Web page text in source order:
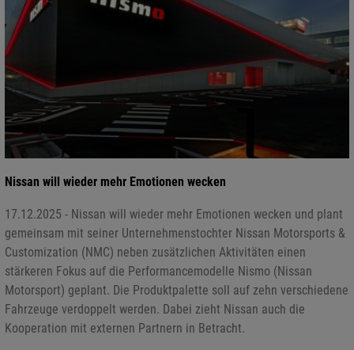
Nissan will wieder mehr Emotionen wecken
17.12.2025 - Nissan will wieder mehr Emotionen wecken und plant
gemeinsam mit seiner Unternehmenstochter Nissan Motorsports &
Customization (NMC) neben zusätzlichen Aktivitäten einen
stärkeren Fokus auf die Performancemodelle Nismo (Nissan
Motorsport) geplant. Die Produktpalette soll auf zehn verschiedene
Fahrzeuge verdoppelt werden. Dabei zieht Nissan auch die
Kooperation mit externen Partnern in Betracht.